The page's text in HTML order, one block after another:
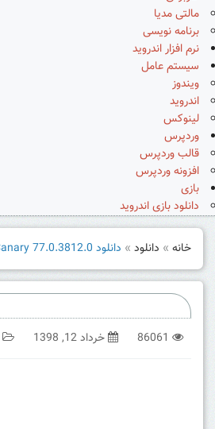
مالتی مدیا
برنامه نویسی
نرم افزار اندروید
سیستم عامل
ویندوز
اندروید
لینوکس
وردپرس
قالب وردپرس
افزونه وردپرس
بازی
دانلود بازی اندروید
خانه » دانلود » دانلود Google Chrome Canary 77.0.3812.0 گوگل کروم قناری
86061 خرداد 12, 1398